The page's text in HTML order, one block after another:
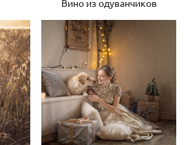
Вино из одуванчиков